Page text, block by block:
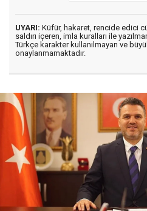
UYARI: Küfür, hakaret, rencide edici
saldırı içeren, imla kuralları ile
Türkçe karakter kullanılmayan ve
onaylanmamaktadır.